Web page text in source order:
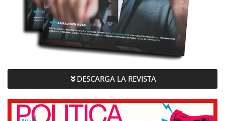
DESCARGA LA REVISTA